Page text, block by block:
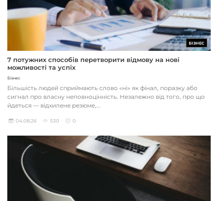
БІЗНЕС
7 потужних способів перетворити відмову на нові
можливості та успіх
Бізнес
Більшість людей сприймають слово «ні» як фінал, поразку або
сигнал про власну неповноцінність. Незалежно від того, про що
йдеться — відхилене резюме,...
04.08.26 530 0